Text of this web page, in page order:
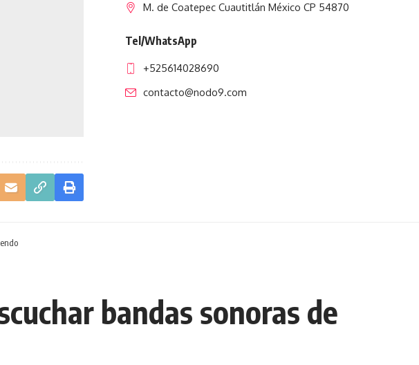
M. de Coatepec Cuautitlán México CP 54870
Tel/WhatsApp
+525614028690
contacto@nodo9.com
bandas sonoras de